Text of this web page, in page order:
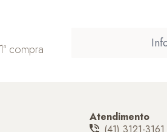
compra
Atendimento
(41) 3121-3161